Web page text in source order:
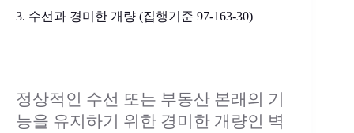
3. 수선과 경미한 개량 (집행기준 97-163-30)
정상적인 수선 또는 부동산 본래의 기
능을 유지하기 위한 경미한 개량인 벽